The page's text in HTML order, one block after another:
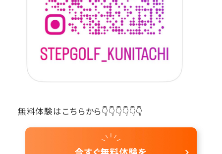
無料体験はこちらから👇👇👇👇👇👇